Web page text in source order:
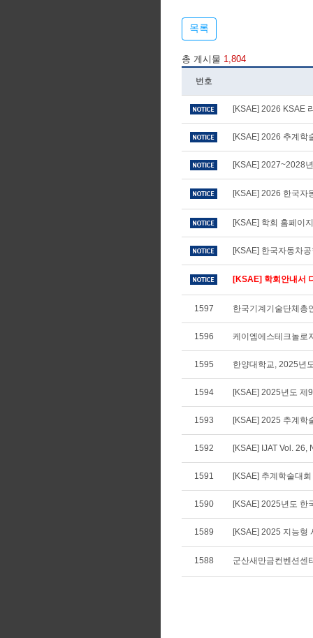
목록
총 게시물 1,804
번호
[KSAE] 2026 KSAE
[KSAE] 2026 추계학
[KSAE] 2027~2028
[KSAE] 2026 한국자
[KSAE] 학회 홈페이
[KSAE] 한국자동차
[KSAE] 학회안내서
1597 한국기계기술단체총
1596 케이엠에스테크놀로
1595 한양대학교, 2025년
1594 [KSAE] 2025년도 제
1593 [KSAE] 2025 추계학
1592 [KSAE] IJAT Vol.
1591 [KSAE] 추계학술대
1590 [KSAE] 2025년도 한
1589 [KSAE] 2025 지능형
1588 군산새만금컨벤션센